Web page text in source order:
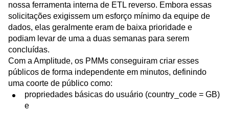
nossa ferramenta interna de ETL reverso. Embora essas
solicitações exigissem um esforço mínimo da equipe de
dados, elas geralmente eram de baixa prioridade e
podiam levar de uma a duas semanas para serem
concluídas.
Com a Amplitude, os PMMs conseguiram criar esses
públicos de forma independente em minutos, definindo
uma coorte de público como:
propriedades básicas do usuário (country_code = GB)
e